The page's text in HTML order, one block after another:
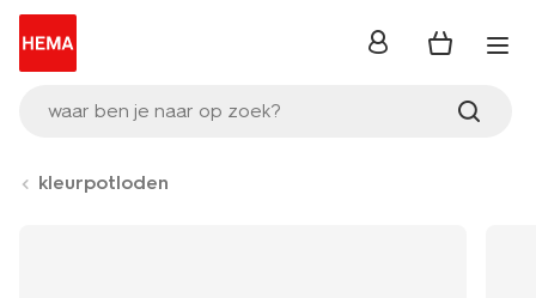
waar ben je naar op zoek?
inloggen
kleurpotloden